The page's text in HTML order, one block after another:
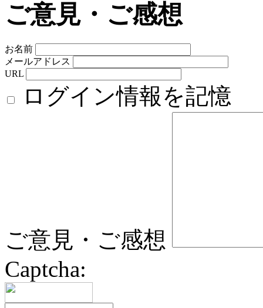
ご意見・ご感想
お名前
メールアドレス
URL
ログイン情報を記憶
ご意見・ご感想
Captcha: